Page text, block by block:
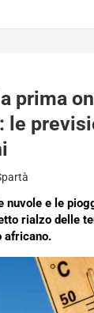
prima
le
nuvole e le
rialzo delle
africano.